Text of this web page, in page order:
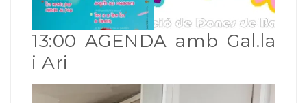
13:00 AGENDA amb Gal.la
i Ari